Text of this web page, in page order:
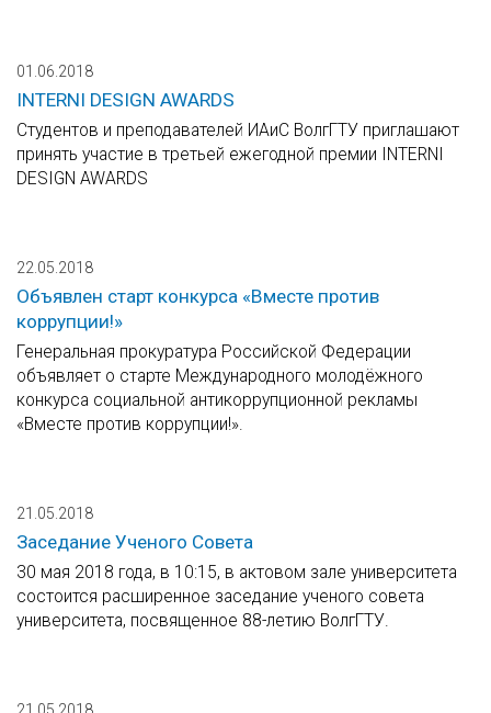
01.06.2018
INTERNI DESIGN AWARDS
Студентов и преподавателей ИАиС ВолгГТУ приглашают
принять участие в третьей ежегодной премии INTERNI
DESIGN AWARDS
22.05.2018
Объявлен старт конкурса «Вместе против
коррупции!»
Генеральная прокуратура Российской Федерации
объявляет о старте Международного молодёжного
конкурса социальной антикоррупционной рекламы
«Вместе против коррупции!».
21.05.2018
Заседание Ученого Совета
30 мая 2018 года, в 10:15, в актовом зале университета
состоится расширенное заседание ученого совета
университета, посвященное 88-летию ВолгГТУ.